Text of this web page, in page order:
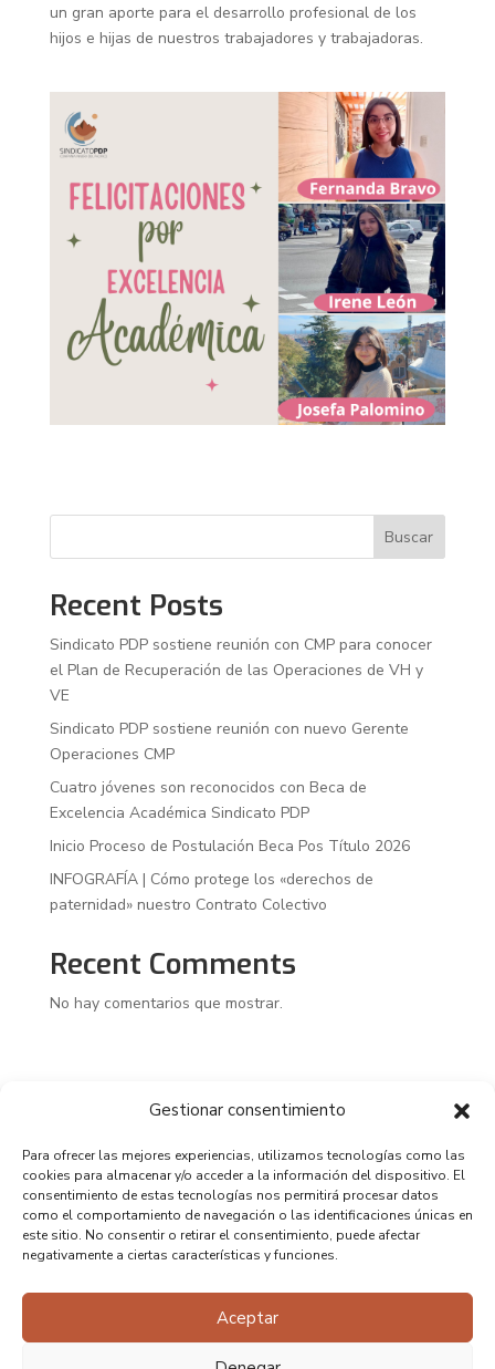
Gestionar consentimiento
Para ofrecer las mejores experiencias, utilizamos tecnologías como las
cookies para almacenar y/o acceder a la información del dispositivo. El
consentimiento de estas tecnologías nos permitirá procesar datos
como el comportamiento de navegación o las identificaciones únicas en
este sitio. No consentir o retirar el consentimiento, puede afectar
negativamente a ciertas características y funciones.
Aceptar
un gran aporte para el desarrollo profesional de los
hijos e hijas de nuestros trabajadores y trabajadoras.
Buscar
Recent Posts
Sindicato PDP sostiene reunión con CMP para conocer
el Plan de Recuperación de las Operaciones de VH y
VE
Sindicato PDP sostiene reunión con nuevo Gerente
Operaciones CMP
Cuatro jóvenes son reconocidos con Beca de
Excelencia Académica Sindicato PDP
Inicio Proceso de Postulación Beca Pos Título 2026
INFOGRAFÍA | Cómo protege los «derechos de
paternidad» nuestro Contrato Colectivo
Recent Comments
No hay comentarios que mostrar.